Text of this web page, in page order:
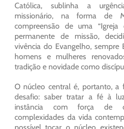
Católica, sublinha a
missionário, na forma de
compreensão de uma “Igreja
permanente de missão,
vivência do Evangelho, sempre
homens e mulheres
tradição e novidade como
O núcleo central é, portanto, a
desafio: saber tratar a fé à
instância com força de
complexidades da vida